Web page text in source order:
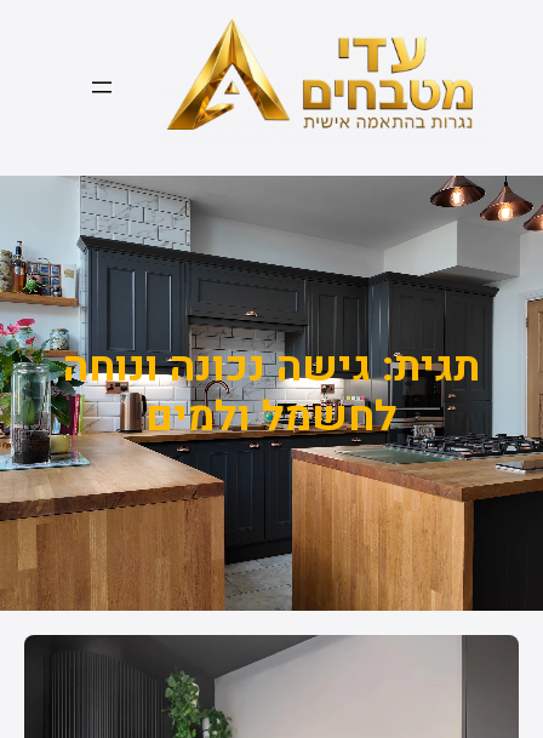
תגית:גישה נכונה ונוחה
לחשמל ולמים